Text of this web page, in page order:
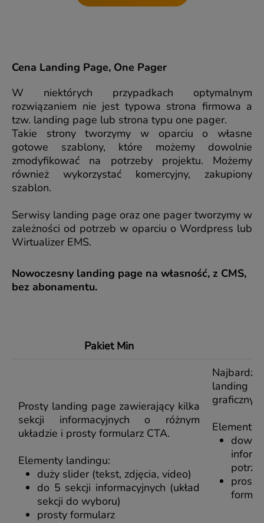
Cena Landing Page, One Pager
W niektórych przypadkach optymalnym
rozwiązaniem nie jest typowa strona firmowa a
tzw. landing page lub strona typu one pager.
Takie strony tworzymy w oparciu o własne
gotowe szablony, które możemy dowolnie
zmodyfikować na potrzeby projektu. Możemy
również wykorzystać komercyjny, zakupiony
szablon.
Serwisy landing page oraz one pager tworzymy w
zależności od potrzeb w oparciu o Wordpress lub
Wirtualizer EMS.
Nowoczesny landing page na własność, z CMS,
bez abonamentu.
Pakiet Min
Prosty landing page zawierający kilka
sekcji informacyjnych o różnym
układzie i prosty formularz CTA.
Elementy landingu:
duży slider (tekst, zdjęcia, video)
do 5 sekcji informacyjnych (układ
sekcji do wyboru)
prosty formularz
landing z
Elementy